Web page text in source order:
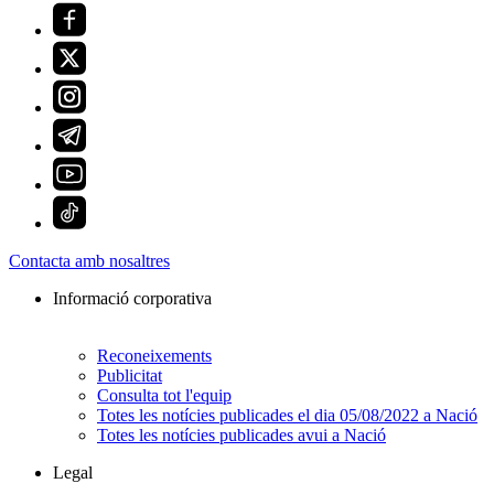
Contacta amb nosaltres
Informació corporativa
Reconeixements
Publicitat
Consulta tot l'equip
Totes les notícies publicades el dia 05/08/2022 a Nació
Totes les notícies publicades avui a Nació
Legal